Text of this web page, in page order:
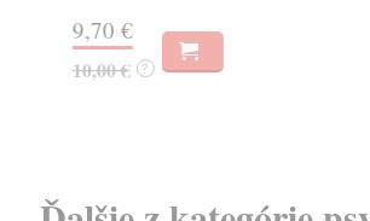
9,70 €
10,00 € ?